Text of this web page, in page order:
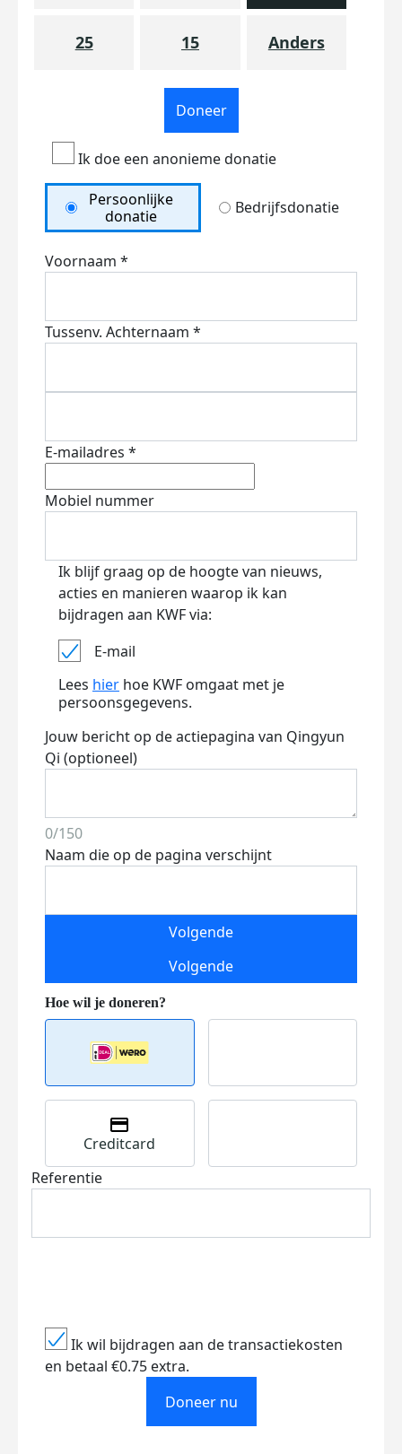
25 15 Anders
Doneer
Ik doe een anonieme donatie
Persoonlijke
donatie
Bedrijfsdonatie
Voornaam *
Tussenv. Achternaam *
E-mailadres *
Mobiel nummer
Ik blijf graag op de hoogte van nieuws,
acties en manieren waarop ik kan
bijdragen aan KWF via:
E-mail
Lees hier hoe KWF omgaat met je
persoonsgegevens.
Jouw bericht op de actiepagina van Qingyun
Qi (optioneel)
0/150
Naam die op de pagina verschijnt
Volgende
Volgende
Creditcard
Referentie
Ik wil bijdragen aan de transactiekosten
en betaal €0.75 extra.
Doneer nu